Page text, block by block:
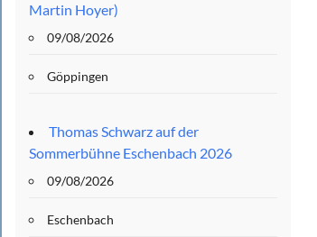
Martin Hoyer)
09/08/2026
Göppingen
Thomas Schwarz auf der
Sommerbühne Eschenbach 2026
09/08/2026
Eschenbach